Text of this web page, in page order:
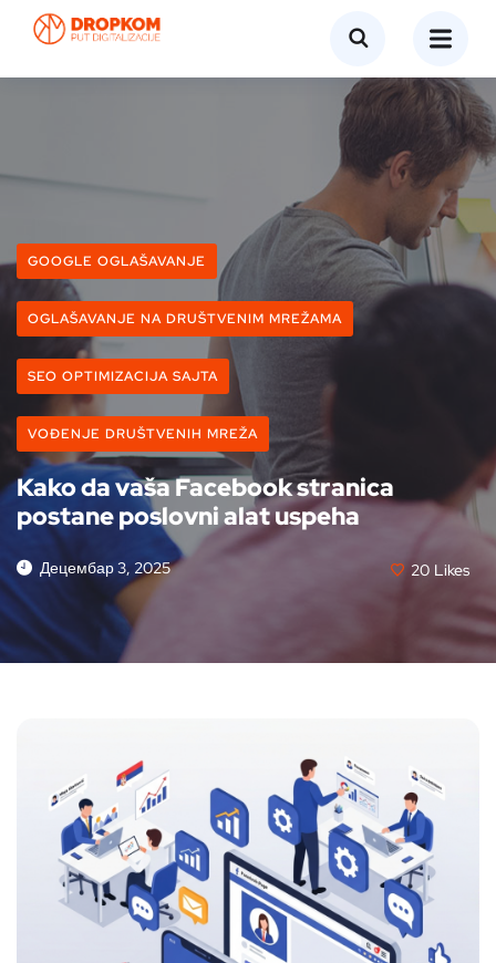
GOOGLE OGLAŠAVANJE
OGLAŠAVANJE NA DRUŠTVENIM MREŽAMA
SEO OPTIMIZACIJA SAJTA
VOĐENJE DRUŠTVENIH MREŽA
Kako da vaša Facebook stranica
postane poslovni alat uspeha
Децембар 3, 2025 20 Likes